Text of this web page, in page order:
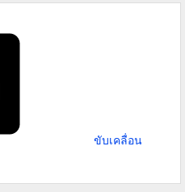
ขับเคลื่อน